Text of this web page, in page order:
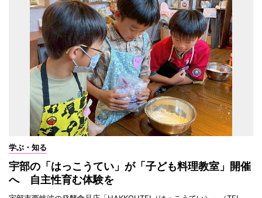
学ぶ・知る
宇部の「はっこうてい」が「子ども料理教室」開催
へ 自主性育む体験を